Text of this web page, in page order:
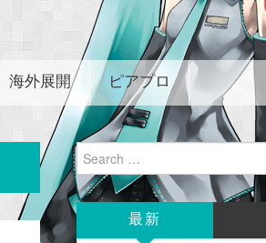
海外展開 ピアプロ
Search
for:
最新